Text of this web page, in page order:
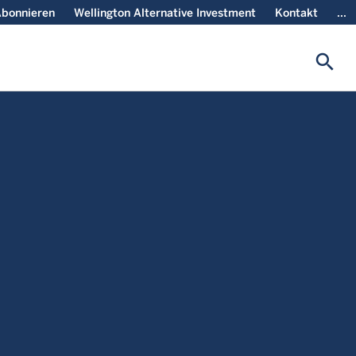
Wellington Alternative Investment Kontakt ...
search